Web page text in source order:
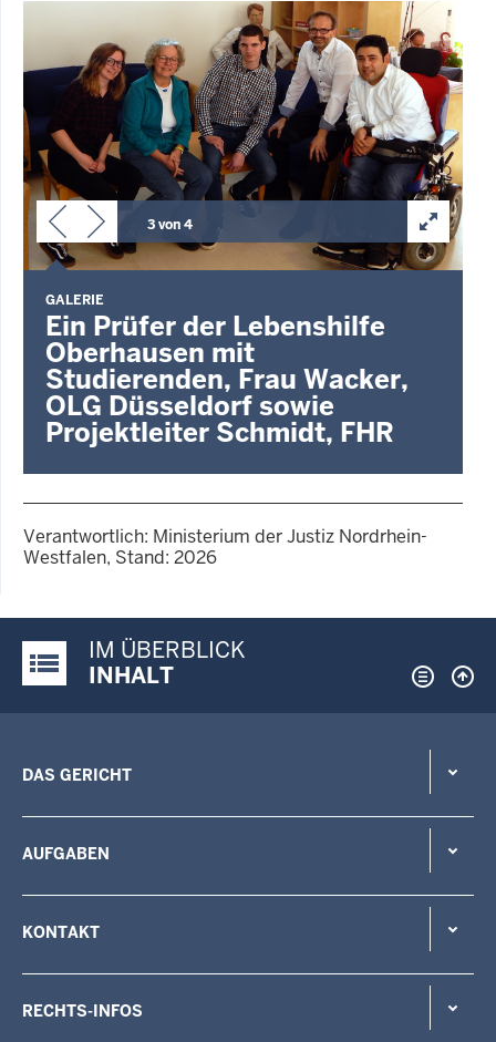
3 von 4
GALERIE
Ein Prüfer der Lebenshilfe
Oberhausen mit
Studierenden, Frau Wacker,
OLG Düsseldorf sowie
Projektleiter Schmidt, FHR
Verantwortlich: Ministerium der Justiz Nordrhein-
Westfalen, Stand: 2026
Justiz-Portal im Überblick:
IM ÜBERBLICK
INHALT
DAS GERICHT
AUFGABEN
KONTAKT
RECHTS-INFOS